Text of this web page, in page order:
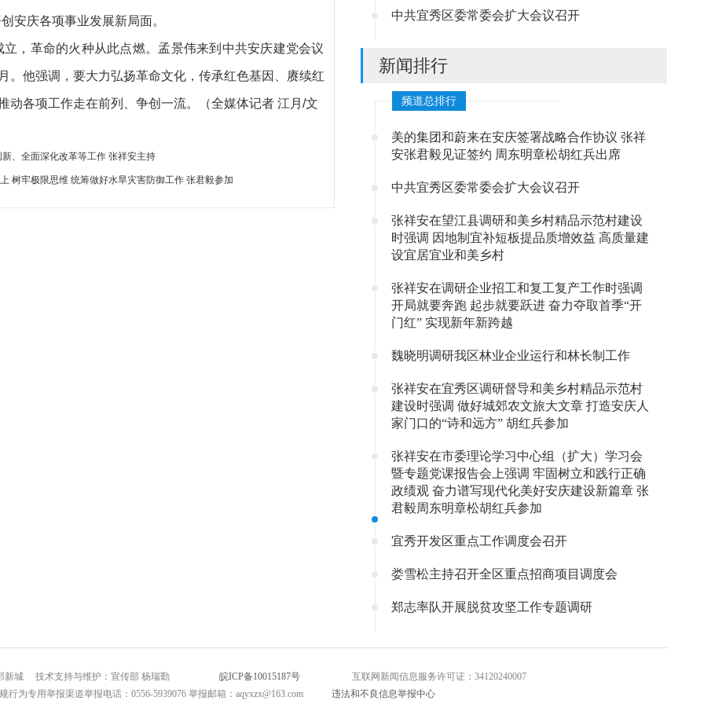
安庆各项事业发展新局面。
，革命的火种从此点燃。孟景伟来到中共安庆建党会议
他强调，要大力弘扬革命文化，传承红色基因、赓续红
各项工作走在前列、争创一流。（全媒体记者 江月/文
、全面深化改革等工作 张祥安主持
树牢极限思维 统筹做好水旱灾害防御工作 张君毅参加
中共宜秀区委常委会扩大会议召开
新闻排行
频道总排行
美的集团和蔚来在安庆签署战略合作协议 张祥
安张君毅见证签约 周东明章松胡红兵出席
中共宜秀区委常委会扩大会议召开
张祥安在望江县调研和美乡村精品示范村建设
时强调 因地制宜补短板提品质增效益 高质量建
设宜居宜业和美乡村
张祥安在调研企业招工和复工复产工作时强调
开局就要奔跑 起步就要跃进 奋力夺取首季“开
门红” 实现新年新跨越
魏晓明调研我区林业企业运行和林长制工作
张祥安在宜秀区调研督导和美乡村精品示范村
建设时强调 做好城郊农文旅大文章 打造安庆人
家门口的“诗和远方” 胡红兵参加
张祥安在市委理论学习中心组（扩大）学习会
暨专题党课报告会上强调 牢固树立和践行正确
政绩观 奋力谱写现代化美好安庆建设新篇章 张
君毅周东明章松胡红兵参加
宜秀开发区重点工作调度会召开
娄雪松主持召开全区重点招商项目调度会
郑志率队开展脱贫攻坚工作专题调研
北部新城 技术支持与维护：宣传部 杨瑞勤 皖ICP备10015187号
互联网新闻信息服务许可证：34120240007
行为专用举报渠道举报电话：0556-5939076 举报邮箱：aqyxzx@163.com 违法和不良信息举报中心